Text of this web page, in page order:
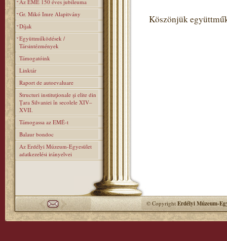
Az EME 150 éves jubileuma
Gr. Mikó Imre Alapitvány
Díjak
Együttműködések /
Társintézmények
Támogatóink
Linktár
Raport de autoevaluare
Structuri instituţionale şi elite din
Ţara Silvaniei în secolele XIV–
XVII.
Támogassa az EMÉ-t
Balaur bondoc
Az Erdélyi Múzeum-Egyesület
adatkezelési irányelvei
Köszönjük
© CopyrightErdélyi Múzeum-